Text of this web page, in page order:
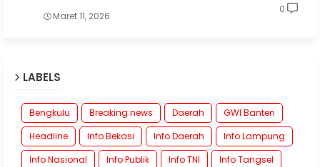
Maret 11, 2026
0
LABELS
Bengkulu Breaking news Daerah
GWI Banten
Headline
Info Bekasi Info Daerah
Info Lampung
Info Nasional
Info Publik Info TNI
Info Tangsel